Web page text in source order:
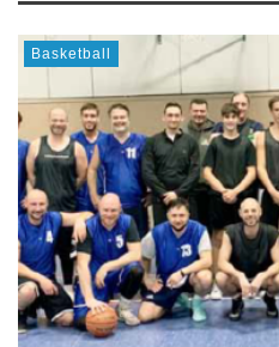
Basketball